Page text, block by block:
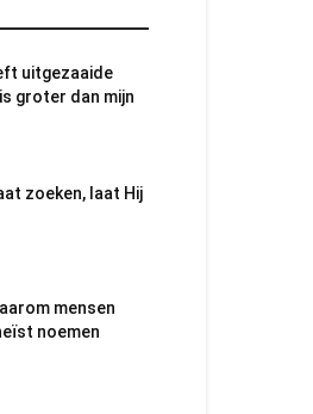
uitgezaaide
groter dan mijn
zoeken, laat Hij
mensen
noemen